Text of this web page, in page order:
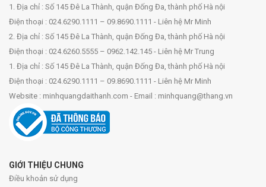
1. Địa chỉ : Số 145 Đê La Thành, quận Đống Đa, thành phố Hà nội
Điện thoại : 024.6290.1111 – 09.8690.1111 - Liên hệ Mr Minh
2. Địa chỉ : Số 145 Đê La Thành, quận Đống Đa, thành phố Hà nội
Điện thoại : 024.6260.5555 – 0962.142.145 - Liên hệ Mr Trung
1. Địa chỉ : Số 145 Đê La Thành, quận Đống Đa, thành phố Hà nội
Điện thoại : 024.6290.1111 – 09.8690.1111 - Liên hệ Mr Minh
Website : minhquangdaithanh.com - Email : minhquang@thang.vn
GIỚI THIỆU CHUNG
Điều khoản sử dụng